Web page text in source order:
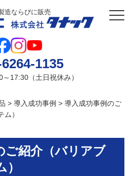
造ならびに販売
1135
17:30（土日祝休み）
> 導入成功事例 > 導入成功事例のご
）
ご紹介（バリアブ